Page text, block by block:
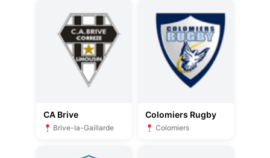
CA Brive
Brive-la-Gaillarde
Colomiers Rugby
Colomiers